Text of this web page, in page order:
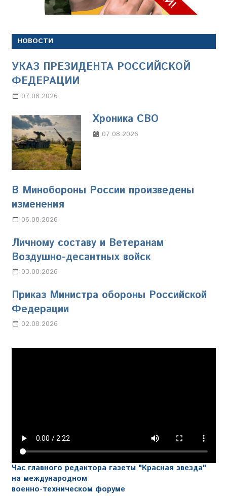
НОВОСТИ
УКАЗ ПРЕЗИДЕНТА РОССИЙСКОЙ
ФЕДЕРАЦИИ
07.08.2026
Хроника СВО
07.08.2026
В Минобороны России произведены
изменения
06.08.2026
Личному составу и Ветеранам
Воздушно-десантных войск
03.08.2026
Приказ Министра обороны Российской
Федерации
02.08.2026
Час главного редактора газеты "Красная звезда"
на международном
военно-техническом форуме